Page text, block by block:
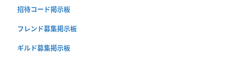
招待コード掲示板
フレンド募集掲示板
ギルド募集掲示板